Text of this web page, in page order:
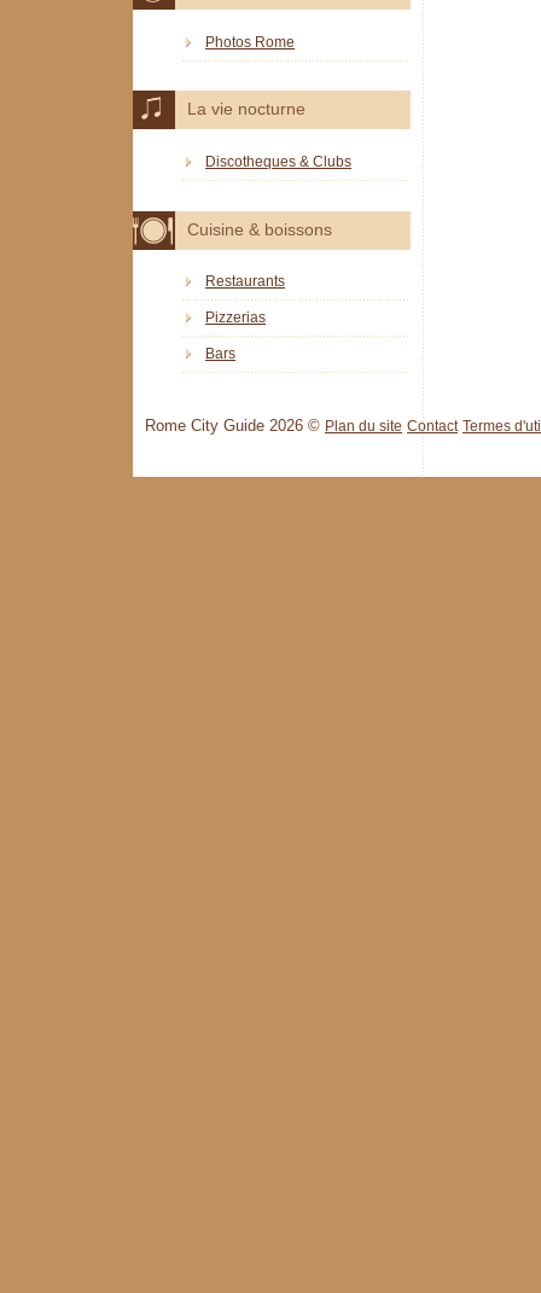
Photos Rome
La vie nocturne
Discotheques & Clubs
Cuisine & boissons
Restaurants
Pizzerias
Bars
Rome City Guide 2026 © Plan du site Contact Termes